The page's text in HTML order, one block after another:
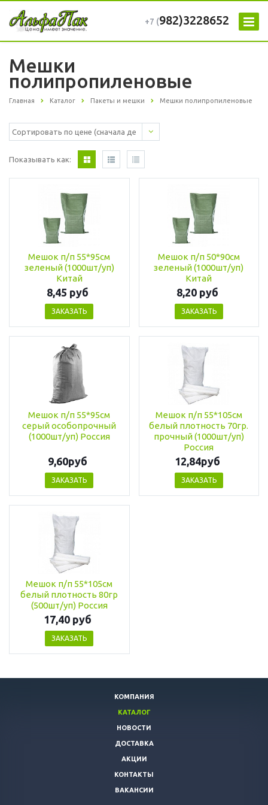
+7 (982)3228652
Мешки
полипропиленовые
Главная Каталог Пакеты и мешки Мешки полипропиленовые
Показывать как:
Мешок п/п 55*95см
зеленый (1000шт/уп)
Китай
8,45 руб
ЗАКАЗАТЬ
Мешок п/п 50*90см
зеленый (1000шт/уп)
Китай
8,20 руб
ЗАКАЗАТЬ
Мешок п/п 55*95см
серый особопрочный
(1000шт/уп) Россия
9,60руб
ЗАКАЗАТЬ
Мешок п/п 55*105см
белый плотность 70гр.
прочный (1000шт/уп)
Россия
12,84руб
ЗАКАЗАТЬ
Мешок п/п 55*105см
белый плотность 80гр
(500шт/уп) Россия
17,40 руб
ЗАКАЗАТЬ
КОМПАНИЯ
КАТАЛОГ
НОВОСТИ
ДОСТАВКА
АКЦИИ
КОНТАКТЫ
ВАКАНСИИ